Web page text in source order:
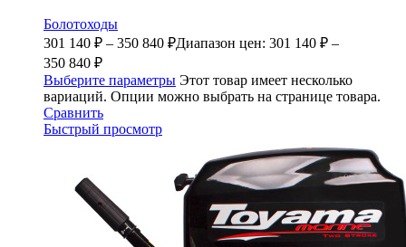
Болотоходы
301 140 ₽ – 350 840 ₽Диапазон цен: 301 140 ₽ –
350 840 ₽
Выберите параметры Этот товар имеет несколько
вариаций. Опции можно выбрать на странице товара.
Сравнить
Быстрый просмотр